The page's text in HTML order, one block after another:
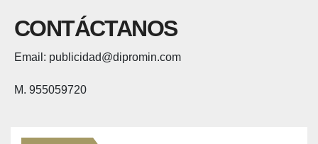
CONTÁCTANOS
Email: publicidad@dipromin.com
M. 955059720